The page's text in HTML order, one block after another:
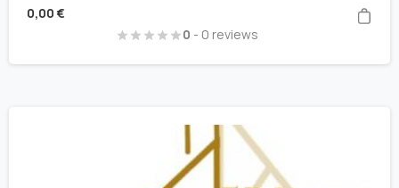
0,00 €
0 - 0 reviews